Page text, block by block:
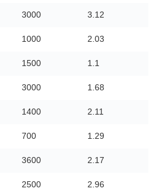
3000 3.12
1000 2.03
1500 1.1
3000 1.68
1400 2.11
700 1.29
3600 2.17
2500 2.96